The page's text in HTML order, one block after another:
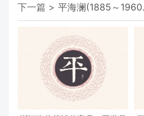
下一篇 > 平海澜(1885～